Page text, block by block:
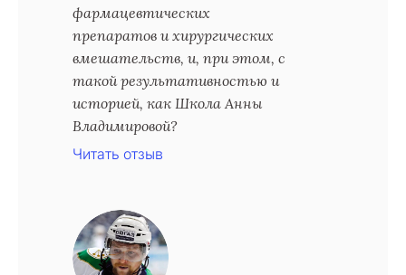
фармацевтических
препаратов и хирургических
вмешательств, и, при этом, с
такой результативностью и
историей, как Школа Анны
Владимировой?
Читать отзыв